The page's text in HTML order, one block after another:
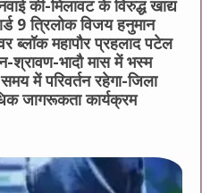
की-मिलावट के विरुद्ध खाद्य
9 त्रिलोक विजय हनुमान
ब्लॉक महापौर प्रहलाद पटेल
श्रावण-भादौ मास में भस्म
में परिवर्तन रहेगा-जिला
जागरूकता कार्यक्रम